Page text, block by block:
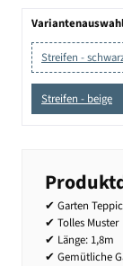
Streifen -
Streifen - beige
✔ Garten
✔ Tolles Muster
✔ Länge: 1,8m
✔ Gemütliche